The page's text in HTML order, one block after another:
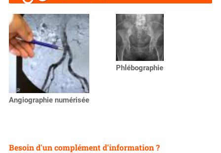
Angiographie numérisée
Phlébographie
Besoin d'un complément d'information ?